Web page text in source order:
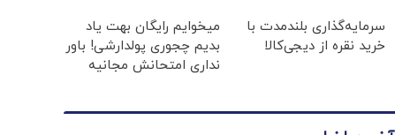
سرمایه‌گذاری بلندمدت با
خرید نقره از دیجی‌کالا
میخوایم رایگان بهت یاد
بدیم چجوری پولدارشی! باور
نداری امتحانش مجانیه